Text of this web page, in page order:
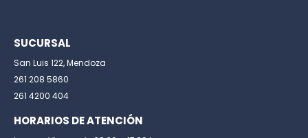
SUCURSAL
San Luis 122, Mendoza
261 208 5860
261 4200 404
HORARIOS DE ATENCIÓN